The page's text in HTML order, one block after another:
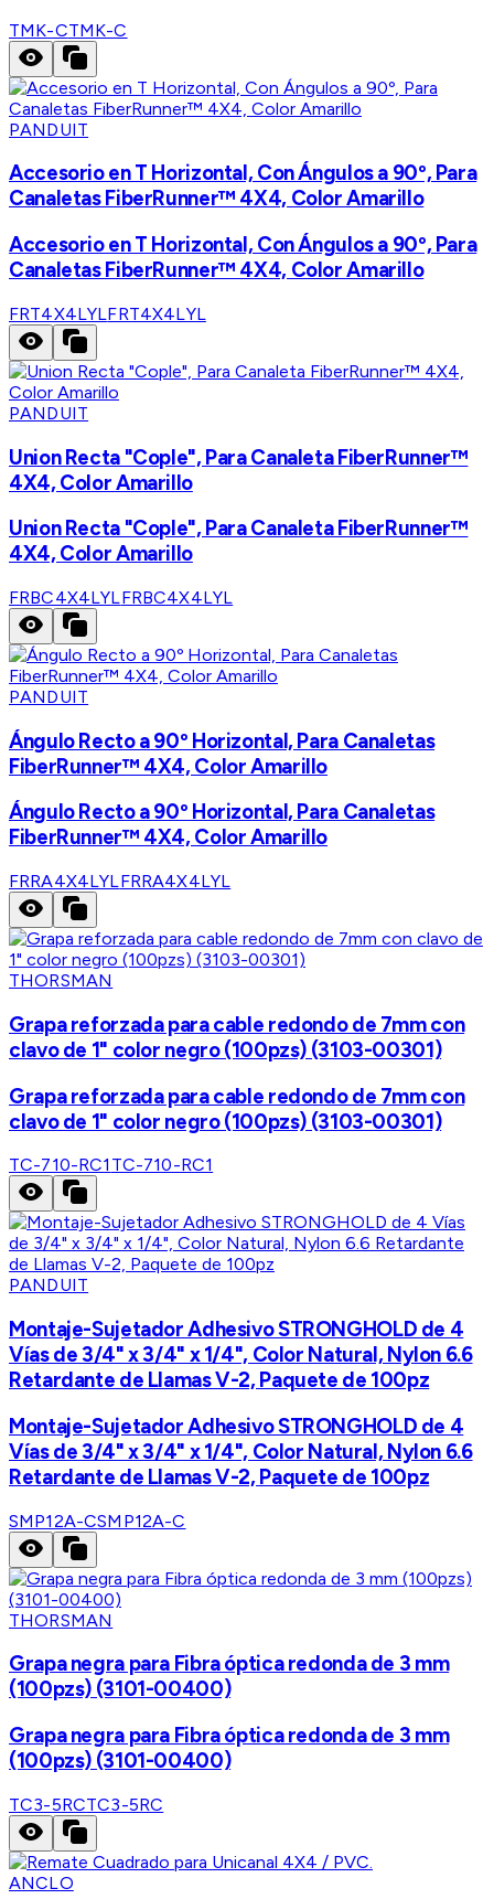
TMK-CTMK-C
PANDUIT
Accesorio en T Horizontal, Con Ángulos a 90º, Para
Canaletas FiberRunner™ 4X4, Color Amarillo
Accesorio en T Horizontal, Con Ángulos a 90º, Para
Canaletas FiberRunner™ 4X4, Color Amarillo
FRT4X4LYLFRT4X4LYL
PANDUIT
Union Recta "Cople", Para Canaleta FiberRunner™
4X4, Color Amarillo
Union Recta "Cople", Para Canaleta FiberRunner™
4X4, Color Amarillo
FRBC4X4LYLFRBC4X4LYL
PANDUIT
Ángulo Recto a 90º Horizontal, Para Canaletas
FiberRunner™ 4X4, Color Amarillo
Ángulo Recto a 90º Horizontal, Para Canaletas
FiberRunner™ 4X4, Color Amarillo
FRRA4X4LYLFRRA4X4LYL
THORSMAN
Grapa reforzada para cable redondo de 7mm con
clavo de 1" color negro (100pzs) (3103-00301)
Grapa reforzada para cable redondo de 7mm con
clavo de 1" color negro (100pzs) (3103-00301)
TC-710-RC1 TC-710-RC1
PANDUIT
Montaje-Sujetador Adhesivo STRONGHOLD de 4
Vías de 3/4" x 3/4" x 1/4", Color Natural, Nylon 6.6
Retardante de Llamas V-2, Paquete de 100pz
Montaje-Sujetador Adhesivo STRONGHOLD de 4
Vías de 3/4" x 3/4" x 1/4", Color Natural, Nylon 6.6
Retardante de Llamas V-2, Paquete de 100pz
SMP12A-CSMP12A-C
THORSMAN
Grapa negra para Fibra óptica redonda de 3 mm
(100pzs) (3101-00400)
Grapa negra para Fibra óptica redonda de 3 mm
(100pzs) (3101-00400)
TC3-5RCTC3-5RC
ANCLO